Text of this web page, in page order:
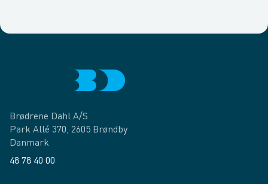
Brødrene Dahl A/S
Park Allé 370, 2605 Brøndby
Danmark
48 78 40 00